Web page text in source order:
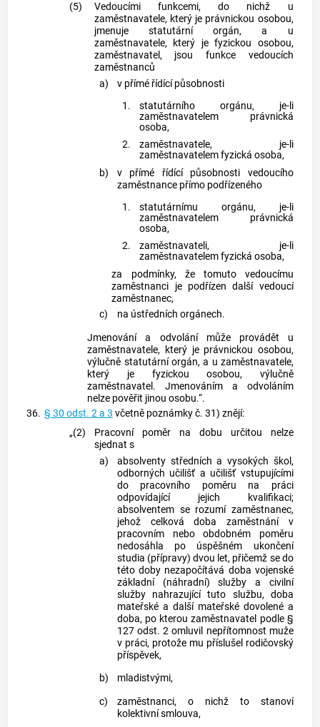
(5)
Vedoucími funkcemi, do nichž u
zaměstnavatele, který je právnickou osobou,
jmenuje statutární orgán, a u
zaměstnavatele, který je fyzickou osobou,
zaměstnavatel, jsou funkce vedoucích
zaměstnanců
a)
v přímé řídící působnosti
1.
statutárního orgánu, je-li
zaměstnavatelem právnická
osoba,
2.
zaměstnavatele, je-li
zaměstnavatelem fyzická osoba,
b)
v přímé řídící působnosti vedoucího
zaměstnance přímo podřízeného
1.
statutárnímu orgánu, je-li
zaměstnavatelem právnická
osoba,
2.
zaměstnavateli, je-li
zaměstnavatelem fyzická osoba,
za podmínky, že tomuto vedoucímu
zaměstnanci je podřízen další vedoucí
zaměstnanec,
c)
na ústředních orgánech.
Jmenování a odvolání může provádět u
zaměstnavatele, který je právnickou osobou,
výlučně statutární orgán, a u zaměstnavatele,
který je fyzickou osobou, výlučně
zaměstnavatel. Jmenováním a odvoláním
nelze pověřit jinou osobu.“.
36. § 30 odst. 2 a 3 včetně poznámky č. 31) znějí:
„(2)
Pracovní poměr na dobu určitou nelze
sjednat s
a)
absolventy středních a vysokých škol,
odborných učilišť a učilišť vstupujícími
do pracovního poměru na práci
odpovídající jejich kvalifikaci;
absolventem se rozumí zaměstnanec,
jehož celková doba zaměstnání v
pracovním nebo obdobném poměru
nedosáhla po úspěšném ukončení
studia (přípravy) dvou let, přičemž se do
této doby nezapočítává doba vojenské
základní (náhradní) služby a civilní
služby nahrazující tuto službu, doba
mateřské a další mateřské dovolené a
doba, po kterou zaměstnavatel podle §
127 odst. 2 omluvil nepřítomnost muže
v práci, protože mu příslušel rodičovský
příspěvek,
b)
mladistvými,
c)
zaměstnanci, o nichž to stanoví
kolektivní smlouva,